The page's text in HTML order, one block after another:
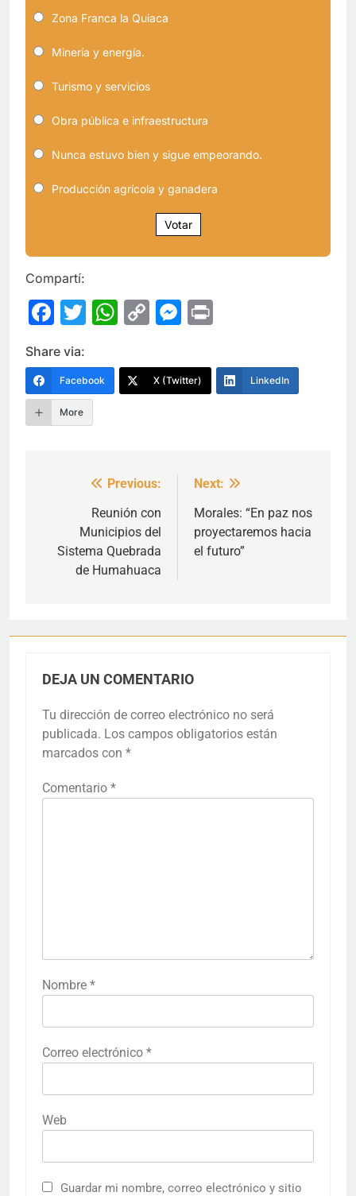
Zona Franca la Quiaca
Minería y energía.
Turismo y servicios
Obra pública e infraestructura
Nunca estuvo bien y sigue empeorando.
Producción agrícola y ganadera
Votar
Compartí:
Facebook
Twitter
WhatsApp
CopyMessenger
Share via:
Facebook X (Twitter) LinkedIn
More
Navegación
entradas
Previous:
Reunión con
Municipios del
Sistema Quebrada
de Humahuaca
Next:
Morales: “En paz nos
proyectaremos hacia
el futuro”
DEJA UN COMENTARIO
Tu dirección de correo electrónico no será
publicada. Los campos obligatorios están
marcados con *
Comentario *
Nombre *
Correo electrónico *
Web
Guardar mi nombre, correo electrónico y sitio